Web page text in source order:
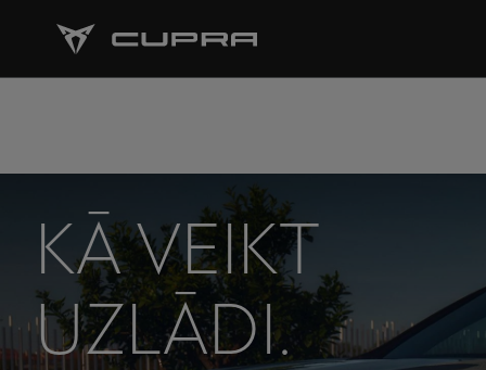
KĀ VEIKT
UZLĀDI.